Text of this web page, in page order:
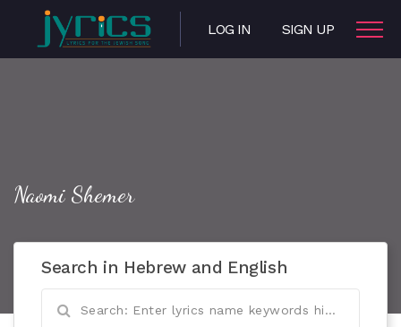
LOG IN SIGN UP
Naomi Shemer
Search in Hebrew and English